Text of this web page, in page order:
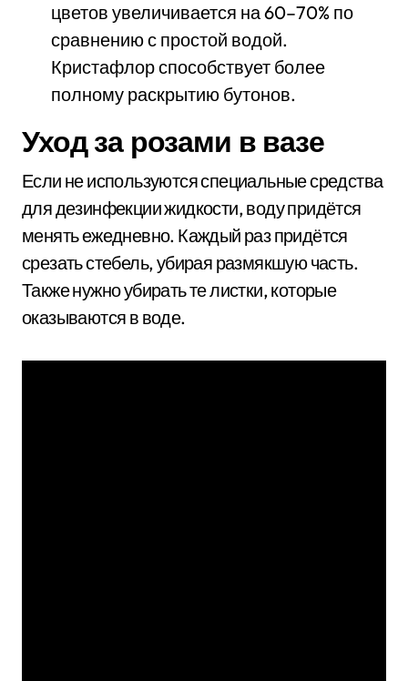
цветов увеличивается на 60–70% по
сравнению с простой водой.
Кристафлор способствует более
полному раскрытию бутонов.
Уход за розами в вазе
Если не используются специальные средства
для дезинфекции жидкости, воду придётся
менять ежедневно. Каждый раз придётся
срезать стебель, убирая размякшую часть.
Также нужно убирать те листки, которые
оказываются в воде.